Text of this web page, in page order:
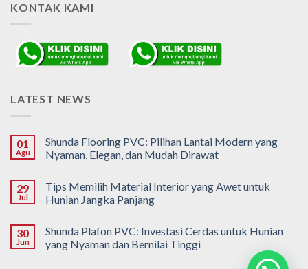
KONTAK KAMI
LATEST NEWS
01
Agu
Shunda Flooring PVC: Pilihan Lantai Modern yang
Nyaman, Elegan, dan Mudah Dirawat
29
Jul
Tips Memilih Material Interior yang Awet untuk
Hunian Jangka Panjang
30
Jun
Shunda Plafon PVC: Investasi Cerdas untuk Hunian
yang Nyaman dan Bernilai Tinggi